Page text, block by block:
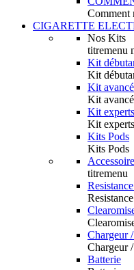
Comment
CIGARETTE
Nos Kits
titremenu
Kit
Kit
Kit
Kit
Kit experts
Kit experts
Kits Pods
Kits Pods
titremenu
Chargeur
Chargeur
Batterie